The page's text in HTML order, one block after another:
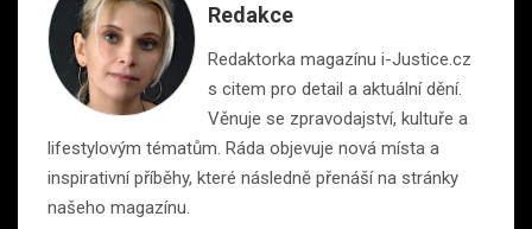
Redakce
Redaktorka magazínu i-Justice.cz
s citem pro detail a aktuální dění.
Věnuje se zpravodajství, kultuře a
lifestylovým tématům. Ráda objevuje nová místa a
inspirativní příběhy, které následně přenáší na stránky
našeho magazínu.